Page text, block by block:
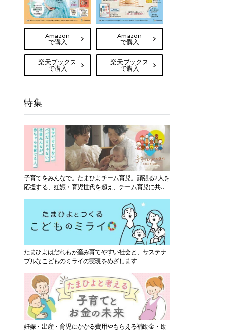
Amazon
で購入
楽天ブックス
で購入
Amazon
で購入
楽天ブックス
で購入
特集
子育てをみんなで。たまひよチーム育児。頑張る2人を
応援する、妊娠・育児世代を超え、チーム育児に共感
たまひよはだれもが産み育てやすい社会と、サステナ
ブルなこどものミライの実現をめざします
妊娠・出産・育児にかかる費用やもらえる補助金・助